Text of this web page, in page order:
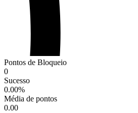
Pontos de Bloqueio
0
Sucesso
0.00%
Média de pontos
0.00